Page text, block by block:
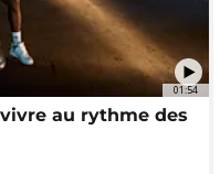
01:54
au rythme des